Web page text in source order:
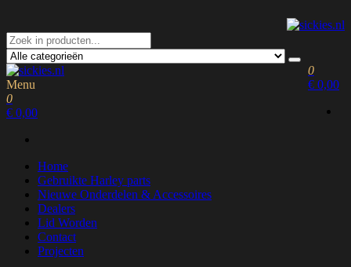
de
inhoud
0
€ 0,00
sickies.nl
Menu
0
€ 0,00
Home
Gebruikte Harley parts
Nieuwe Onderdelen & Accessoires
Dealers
Lid Worden
Contact
Projecten